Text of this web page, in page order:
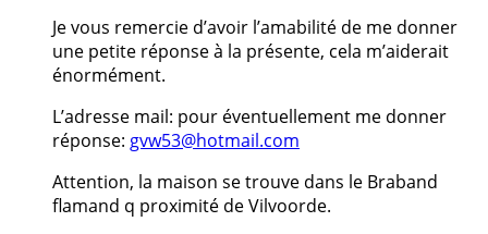
Je vous remercie d’avoir l’amabilité de me donner
une petite réponse à la présente, cela m’aiderait
énormément.
L’adresse mail: pour éventuellement me donner
réponse: gvw53@hotmail.com
Attention, la maison se trouve dans le Braband
flamand q proximité de Vilvoorde.